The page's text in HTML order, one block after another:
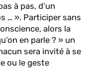
à pas, d’un
… ». Participer sans
alors la
en parle ? » un
sera invité à se
ou le geste